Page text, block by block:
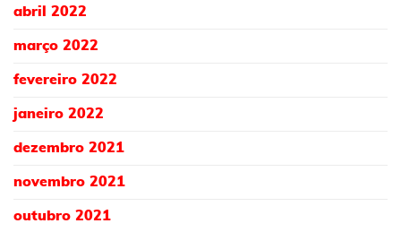
abril 2022
março 2022
fevereiro 2022
janeiro 2022
dezembro 2021
novembro 2021
outubro 2021